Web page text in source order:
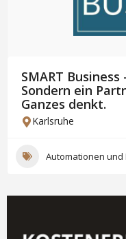
SMART
Sondern ein
Ganzes denkt.
Karlsruhe
Automationen und